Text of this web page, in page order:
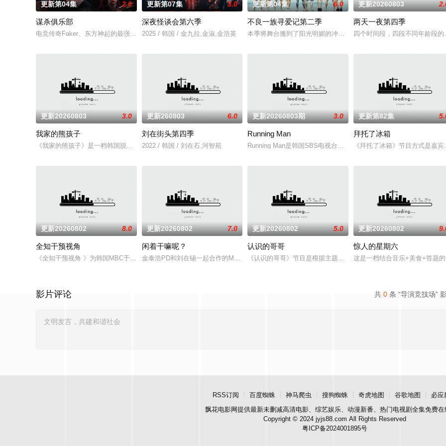
更新第04集 2.0
谋杀俱乐部
电竞传奇Faker、东方神起的最强昌珉、TXT的杋圭等神级阵容破天荒集结，同场大玩推理游戏！面对真真假假的线索和无处不在的心理博弈
更新第07集 3.0
深夜怪谈会第六季
2025 / 韩国 / 金九拉,金淑,金浩英
更新第04集 6.0
不良一族寻爱记第二季
本季将舞台搬到了阳光明媚的冲绳，来自日本各地的暴走族与不良男
更新20260803
两天一夜第四季
四个时间段，四段不同年龄段
更新20260803 3.0
我家的熊孩子
《我家的熊孩子》是一档韩国脱口秀节目。节目主要关注家长与孩子之间的问题。你对孩子了解多少？今天孩子和谁见面了，又发生了什么样的
更新260803 6.0
刘在街头第四季
2022 / 韩国 / 刘在石,河智苑
更新20260803期 3.0
Running Man
Running Man是韩国SBS电视台周末娱乐节目《星期天真好》新的版
更新第82集
拜托了冰箱
《拜托了冰箱》节目方式是嘉
更新20260802 8.0
全知干预视角
《全知干预视角 》为韩国MBC于2017年11月29日与30日，试播的全新综艺节目，由李英子、金生珉、全炫茂、宋恩伊、梁世炯、李宰
更新20260802 7.0
闲着干嘛呢？
金泰浩PD和刘在锡一起合作的MBC新综艺《闲着干嘛呢？》将于27日首播，节目将在过去《无限挑战》播
更新20260802 5.0
认识的哥哥
《认识的哥哥》节目是根据主题不同，以存在于人生中，虽不是很
更新20260802
惊人的星期六
这是一档结合音乐+美食+答题
共 0 条 “导演竞技场”
影片评论
RSS订阅 百度蜘蛛 神马爬虫 搜狗蜘蛛 奇虎地图 谷歌地图
必应
飘花电影网提供最新未删减高清电影、综艺娱乐、动漫新番、热门电视剧全集免费在
Copyright © 2024 jyjs88.com All Rights Reserved
粤ICP备2024001895号